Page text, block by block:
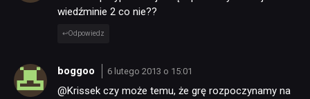
wiedźminie 2 co nie??
Odpowiedz
boggoo 6 lutego 2013 o 15:01
@Krissek czy może temu, że grę rozpoczynamy na